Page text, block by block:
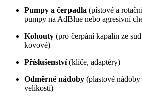
Pumpy a čerpadla (pístové a
pumpy na AdBlue nebo agresivní
Kohouty (pro čerpání kapalin ze
kovové)
Příslušenství(klíče, adaptéry)
Odměrné nádoby (plastové
velikostí)